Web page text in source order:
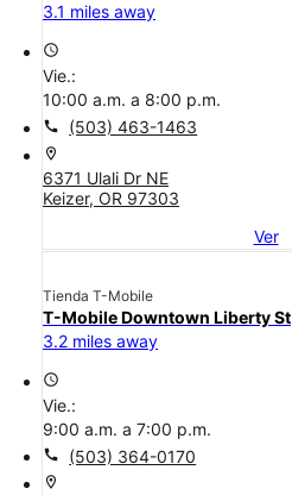
3.1 miles away
access_time
Vie.:
10:00 a.m. a 8:00 p.m.
call (503) 463-1463
location_on
6371 Ulali Dr NE
Keizer, OR 97303
Ver
Tienda T-Mobile
T-Mobile Downtown Liberty St
3.2 miles away
access_time
Vie.:
9:00 a.m. a 7:00 p.m.
call (503) 364-0170
location_on